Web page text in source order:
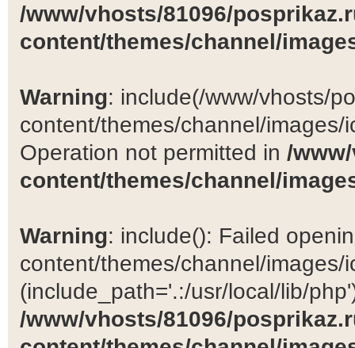
/www/vhosts/81096/
content/themes/channel/
Warning: include(/www/vhosts/
content/themes/channel/
Operation not permitted in /
content/themes/channel/
Warning: include(): Failed
content/themes/channel/images/
(include_path='.:/usr/local/lib/
/www/vhosts/81096/